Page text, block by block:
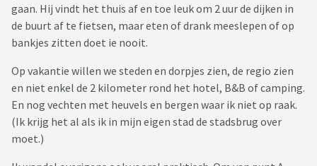
gaan. Hij vindt het thuis af en toe leuk om 2 uur de dijken in
de buurt af te fietsen, maar eten of drank meeslepen of op
bankjes zitten doet ie nooit.
Op vakantie willen we steden en dorpjes zien, de regio zien
en niet enkel de 2 kilometer rond het hotel, B&B of camping.
En nog vechten met heuvels en bergen waar ik niet op raak.
(Ik krijg het al als ik in mijn eigen stad de stadsbrug over
moet.)